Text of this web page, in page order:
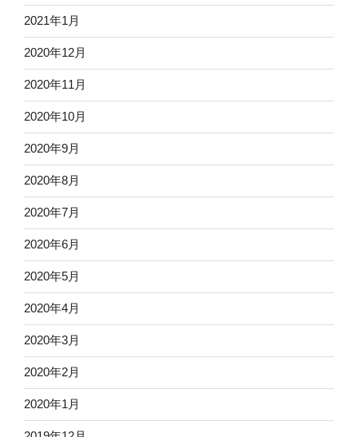
2021年1月
2020年12月
2020年11月
2020年10月
2020年9月
2020年8月
2020年7月
2020年6月
2020年5月
2020年4月
2020年3月
2020年2月
2020年1月